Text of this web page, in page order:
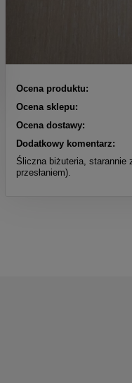
Ocena produktu:
Ocena sklepu:
Ocena dostawy:
Dodatkowy komentarz:
Śliczna biżuteria, starannie
przesłaniem).